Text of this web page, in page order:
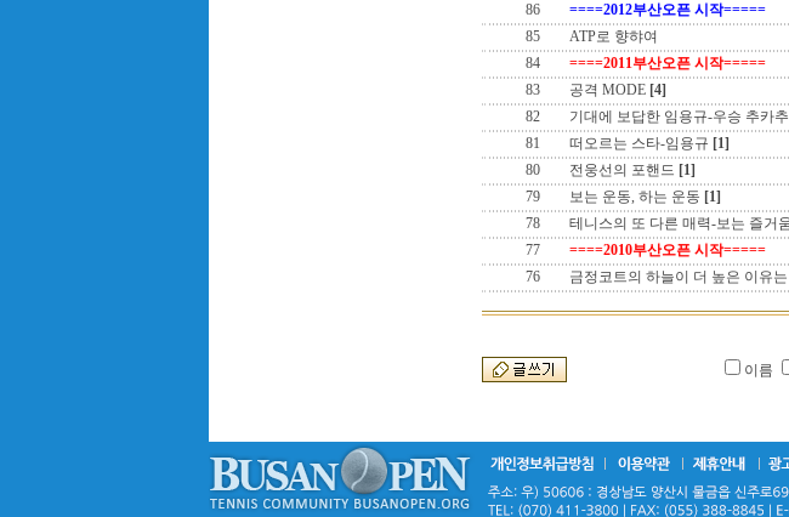
86
====2012부산오픈 시작=====
85
ATP로 향햐여
84
====2011부산오픈 시작=====
83
공격 MODE [4]
82
기대에 보답한 임용규-우승 추카
81
떠오르는 스타-임용규 [1]
80
전웅선의 포핸드 [1]
79
보는 운동, 하는 운동 [1]
78
테니스의 또 다른 매력-보는 즐거
77
====2010부산오픈 시작=====
76
금정코트의 하늘이 더 높은 이유는
이름